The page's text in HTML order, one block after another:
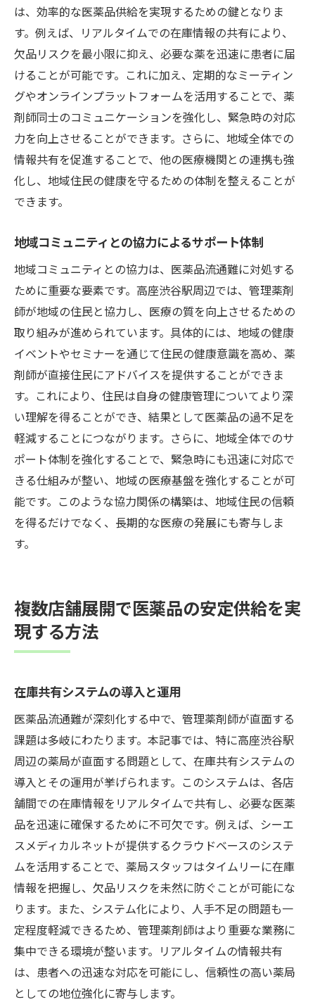
は、効率的な医薬品供給を実現するための鍵となりま
す。例えば、リアルタイムでの在庫情報の共有により、
欠品リスクを最小限に抑え、必要な薬を迅速に患者に届
けることが可能です。これに加え、定期的なミーティン
グやオンラインプラットフォームを活用することで、薬
剤師同士のコミュニケーションを強化し、緊急時の対応
力を向上させることができます。さらに、地域全体での
情報共有を促進することで、他の医療機関との連携も強
化し、地域住民の健康を守るための体制を整えることが
できます。
地域コミュニティとの協力によるサポート体制
地域コミュニティとの協力は、医薬品流通難に対処する
ために重要な要素です。高座渋谷駅周辺では、管理薬剤
師が地域の住民と協力し、医療の質を向上させるための
取り組みが進められています。具体的には、地域の健康
イベントやセミナーを通じて住民の健康意識を高め、薬
剤師が直接住民にアドバイスを提供することができま
す。これにより、住民は自身の健康管理についてより深
い理解を得ることができ、結果として医薬品の過不足を
軽減することにつながります。さらに、地域全体でのサ
ポート体制を強化することで、緊急時にも迅速に対応で
きる仕組みが整い、地域の医療基盤を強化することが可
能です。このような協力関係の構築は、地域住民の信頼
を得るだけでなく、長期的な医療の発展にも寄与しま
す。
複数店舗展開で医薬品の安定供給を実
現する方法
在庫共有システムの導入と運用
医薬品流通難が深刻化する中で、管理薬剤師が直面する
課題は多岐にわたります。本記事では、特に高座渋谷駅
周辺の薬局が直面する問題として、在庫共有システムの
導入とその運用が挙げられます。このシステムは、各店
舗間での在庫情報をリアルタイムで共有し、必要な医薬
品を迅速に確保するために不可欠です。例えば、シーエ
スメディカルネットが提供するクラウドベースのシステ
ムを活用することで、薬局スタッフはタイムリーに在庫
情報を把握し、欠品リスクを未然に防ぐことが可能にな
ります。また、システム化により、人手不足の問題も一
定程度軽減できるため、管理薬剤師はより重要な業務に
集中できる環境が整います。リアルタイムの情報共有
は、患者への迅速な対応を可能にし、信頼性の高い薬局
としての地位強化に寄与します。